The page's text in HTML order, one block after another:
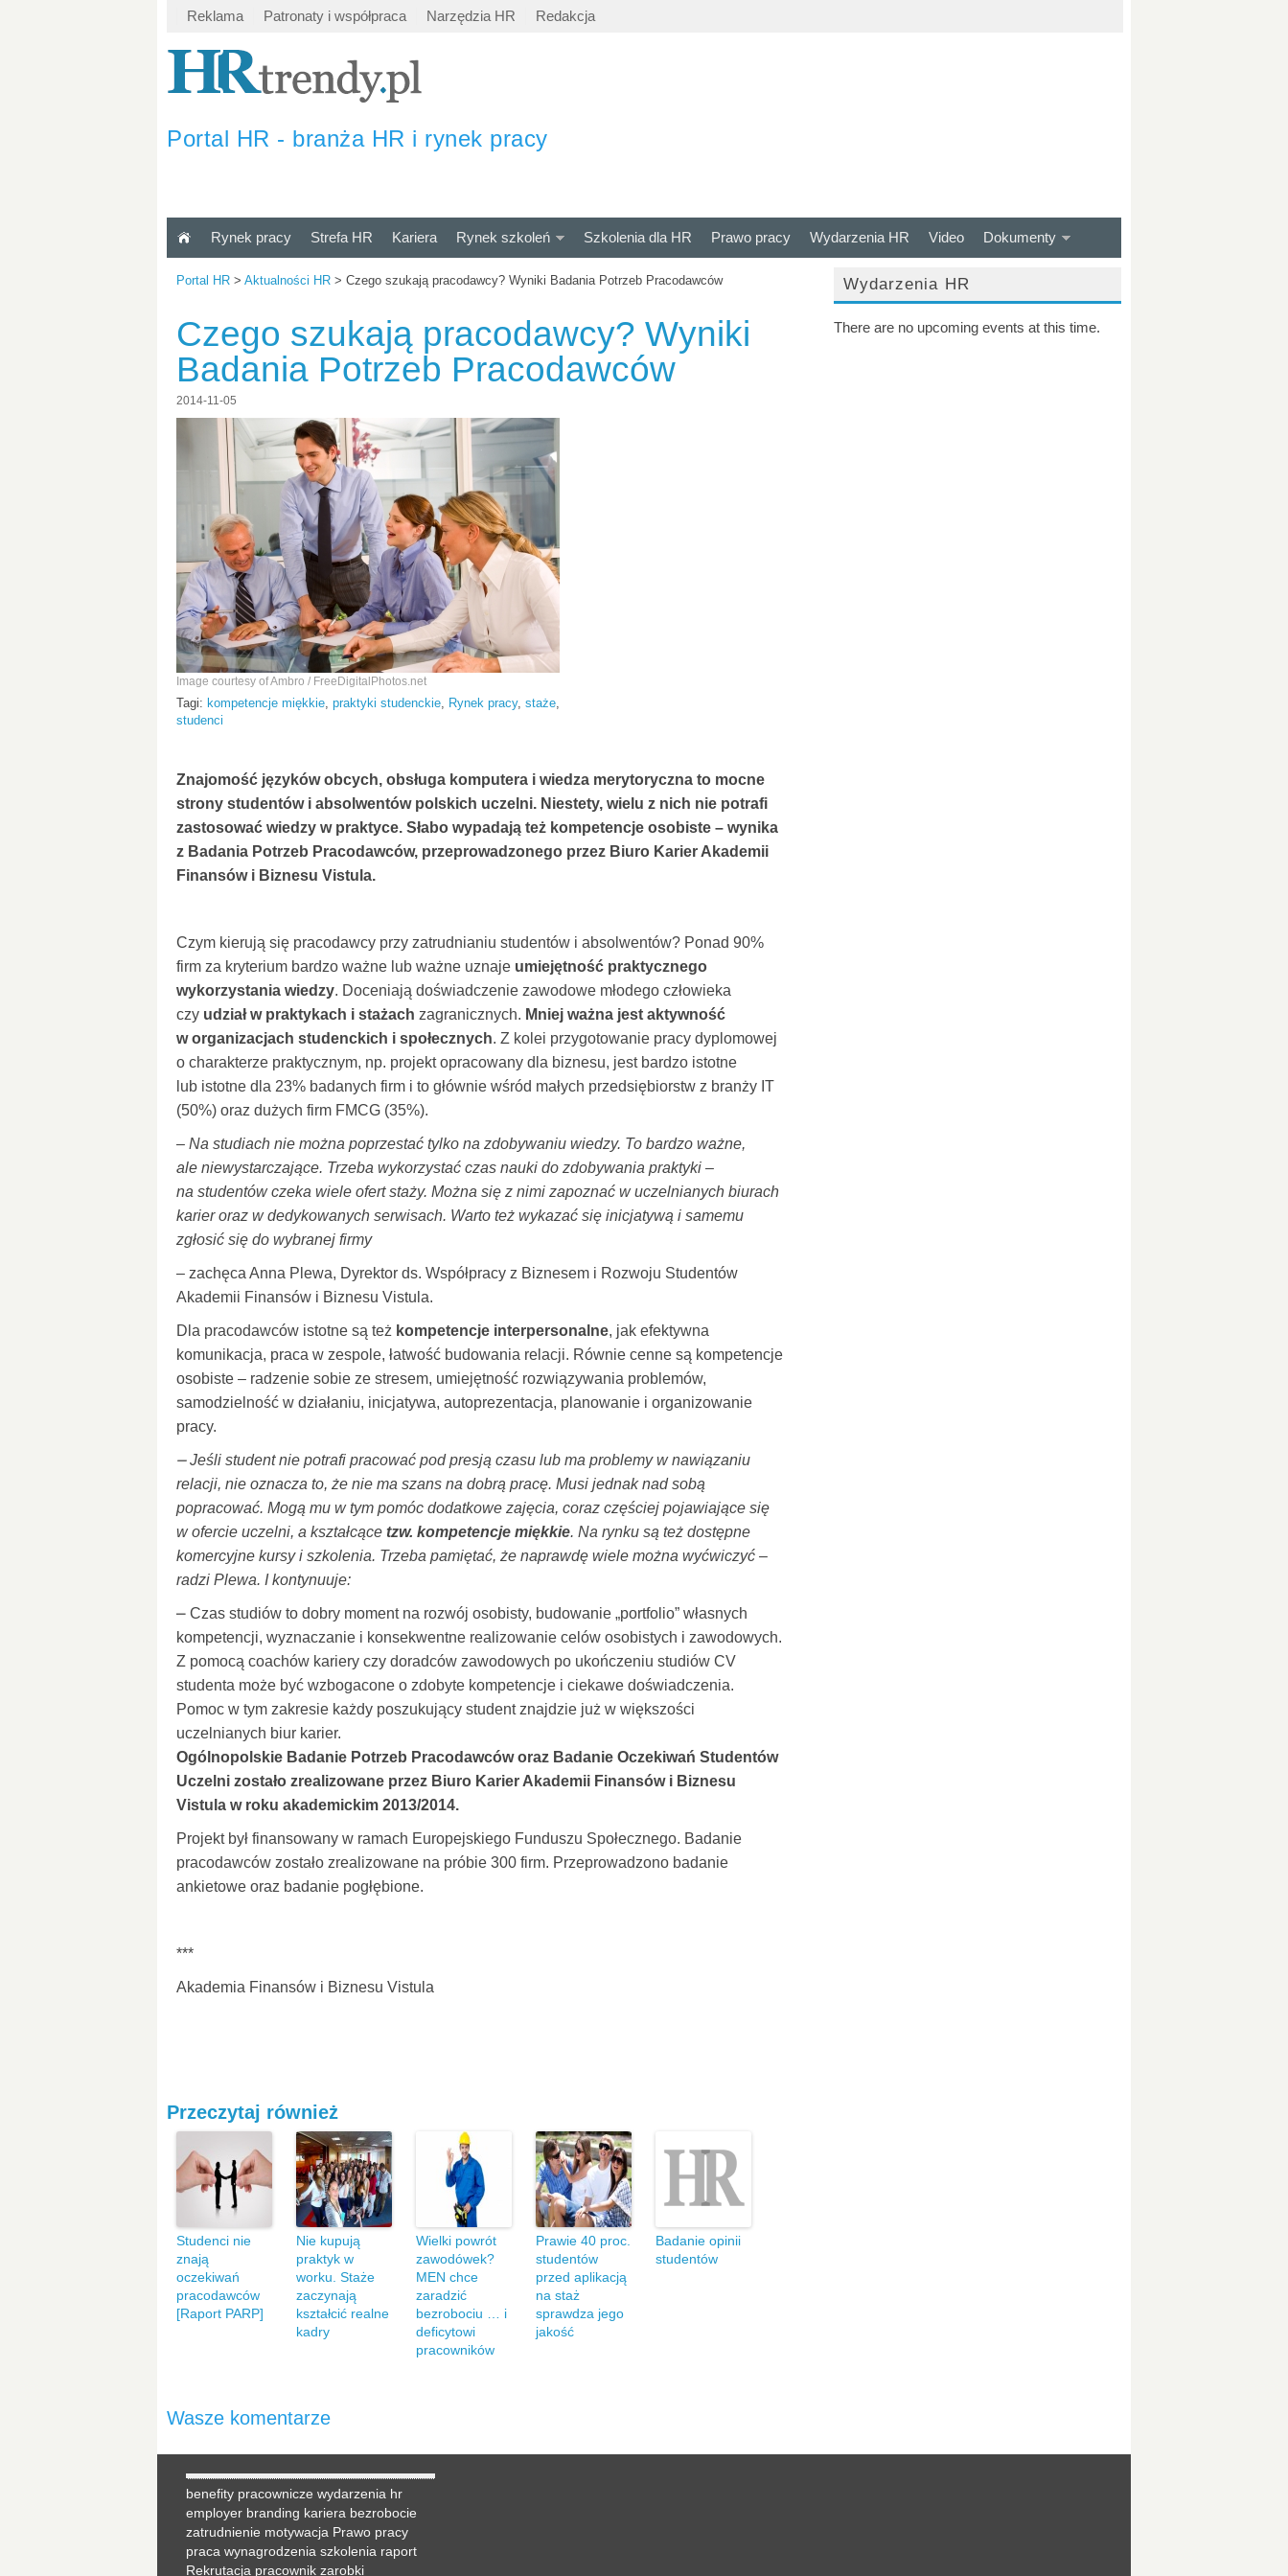
Reklama Patronaty i współpraca Narzędzia HR Redakcja
Portal HR - branża HR i rynek pracy
Rynek pracy Strefa HR Kariera Rynek szkoleń Szkolenia dla HR Prawo pracy Wydarzenia HR Video Dokumenty
Portal HR > Aktualności HR > Czego szukają pracodawcy? Wyniki Badania Potrzeb Pracodawców
Czego szukają pracodawcy? Wyniki
Badania Potrzeb Pracodawców
2014-11-05
Image courtesy of Ambro / FreeDigitalPhotos.net
Tagi: kompetencje miękkie, praktyki studenckie, Rynek pracy, staże,
studenci
Znajomość języków obcych, obsługa komputera i wiedza merytoryczna to mocne
strony studentów i absolwentów polskich uczelni. Niestety, wielu z nich nie potrafi
zastosować wiedzy w praktyce. Słabo wypadają też kompetencje osobiste – wynika
z Badania Potrzeb Pracodawców, przeprowadzonego przez Biuro Karier Akademii
Finansów i Biznesu Vistula.
Czym kierują się pracodawcy przy zatrudnianiu studentów i absolwentów? Ponad 90%
firm za kryterium bardzo ważne lub ważne uznaje umiejętność praktycznego
wykorzystania wiedzy. Doceniają doświadczenie zawodowe młodego człowieka
czy udział w praktykach i stażach zagranicznych. Mniej ważna jest aktywność
w organizacjach studenckich i społecznych. Z kolei przygotowanie pracy dyplomowej
o charakterze praktycznym, np. projekt opracowany dla biznesu, jest bardzo istotne
lub istotne dla 23% badanych firm i to głównie wśród małych przedsiębiorstw z branży IT
(50%) oraz dużych firm FMCG (35%).
– Na studiach nie można poprzestać tylko na zdobywaniu wiedzy. To bardzo ważne,
ale niewystarczające. Trzeba wykorzystać czas nauki do zdobywania praktyki –
na studentów czeka wiele ofert staży. Można się z nimi zapoznać w uczelnianych biurach
karier oraz w dedykowanych serwisach. Warto też wykazać się inicjatywą i samemu
zgłosić się do wybranej firmy
– zachęca Anna Plewa, Dyrektor ds. Współpracy z Biznesem i Rozwoju Studentów
Akademii Finansów i Biznesu Vistula.
Dla pracodawców istotne są też kompetencje interpersonalne, jak efektywna
komunikacja, praca w zespole, łatwość budowania relacji. Równie cenne są kompetencje
osobiste – radzenie sobie ze stresem, umiejętność rozwiązywania problemów,
samodzielność w działaniu, inicjatywa, autoprezentacja, planowanie i organizowanie
pracy.
⎼ Jeśli student nie potrafi pracować pod presją czasu lub ma problemy w nawiązaniu
relacji, nie oznacza to, że nie ma szans na dobrą pracę. Musi jednak nad sobą
popracować. Mogą mu w tym pomóc dodatkowe zajęcia, coraz częściej pojawiające się
w ofercie uczelni, a kształcące tzw. kompetencje miękkie. Na rynku są też dostępne
komercyjne kursy i szkolenia. Trzeba pamiętać, że naprawdę wiele można wyćwiczyć –
radzi Plewa. I kontynuuje:
⎼ Czas studiów to dobry moment na rozwój osobisty, budowanie „portfolio” własnych
kompetencji, wyznaczanie i konsekwentne realizowanie celów osobistych i zawodowych.
Z pomocą coachów kariery czy doradców zawodowych po ukończeniu studiów CV
studenta może być wzbogacone o zdobyte kompetencje i ciekawe doświadczenia.
Pomoc w tym zakresie każdy poszukujący student znajdzie już w większości
uczelnianych biur karier.
Ogólnopolskie Badanie Potrzeb Pracodawców oraz Badanie Oczekiwań Studentów
Uczelni zostało zrealizowane przez Biuro Karier Akademii Finansów i Biznesu
Vistula w roku akademickim 2013/2014.
Projekt był finansowany w ramach Europejskiego Funduszu Społecznego. Badanie
pracodawców zostało zrealizowane na próbie 300 firm. Przeprowadzono badanie
ankietowe oraz badanie pogłębione.
***
Akademia Finansów i Biznesu Vistula
Przeczytaj również
Studenci nie
znają
oczekiwań
pracodawców
[Raport PARP]
Nie kupują
praktyk w
worku. Staże
zaczynają
kształcić realne
kadry
Wielki powrót
zawodówek?
MEN chce
zaradzić
bezrobociu … i
deficytowi
pracowników
Prawie 40 proc.
studentów
przed aplikacją
na staż
sprawdza jego
jakość
Badanie opinii
studentów
Wasze komentarze
Wydarzenia HR
There are no upcoming events at this time.
benefity pracownicze wydarzenia hr
employer branding kariera bezrobocie
zatrudnienie motywacja Prawo pracy
praca wynagrodzenia szkolenia raport
Rekrutacja pracownik zarobki